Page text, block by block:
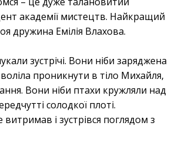
академії мистецтв. Найкращий
дружина Емілія Влахова.
зустрічі. Вони ніби заряджена
проникнути в тіло Михайля,
Вони ніби птахи кружляли над
солодкої плоті.
і зустрівся поглядом з